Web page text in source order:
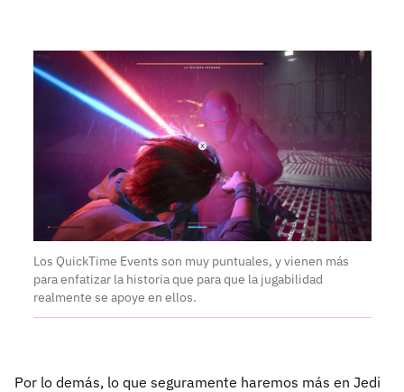
Los QuickTime Events son muy puntuales, y vienen más
para enfatizar la historia que para que la jugabilidad
realmente se apoye en ellos.
Por lo demás, lo que seguramente haremos más en Jedi